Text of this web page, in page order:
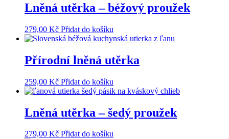
Lněná utěrka – béžový proužek
279,00 Kč Přidat do košíku
Přírodní lněná utěrka
259,00 Kč Přidat do košíku
Lněná utěrka – šedý proužek
279,00 Kč Přidat do košíku